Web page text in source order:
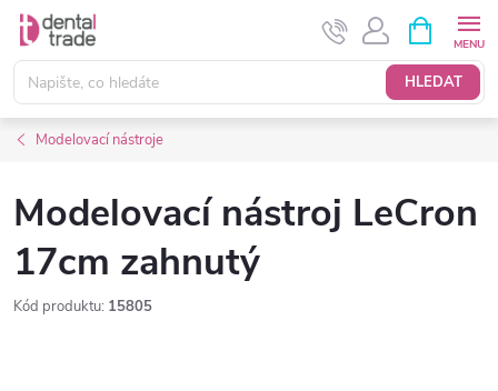
Přejít
obsah
HLEDAT
NÁKUPNÍ
KOŠÍK
Modelovací nástroje
Modelovací nástroj LeCron
17cm zahnutý
Kód produktu: 15805